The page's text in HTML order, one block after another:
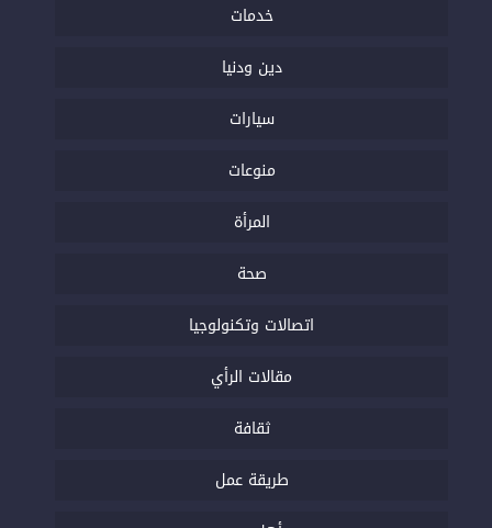
خدمات
دين ودنيا
سيارات
منوعات
المرأة
صحة
اتصالات وتكنولوجيا
مقالات الرأي
ثقافة
طريقة عمل